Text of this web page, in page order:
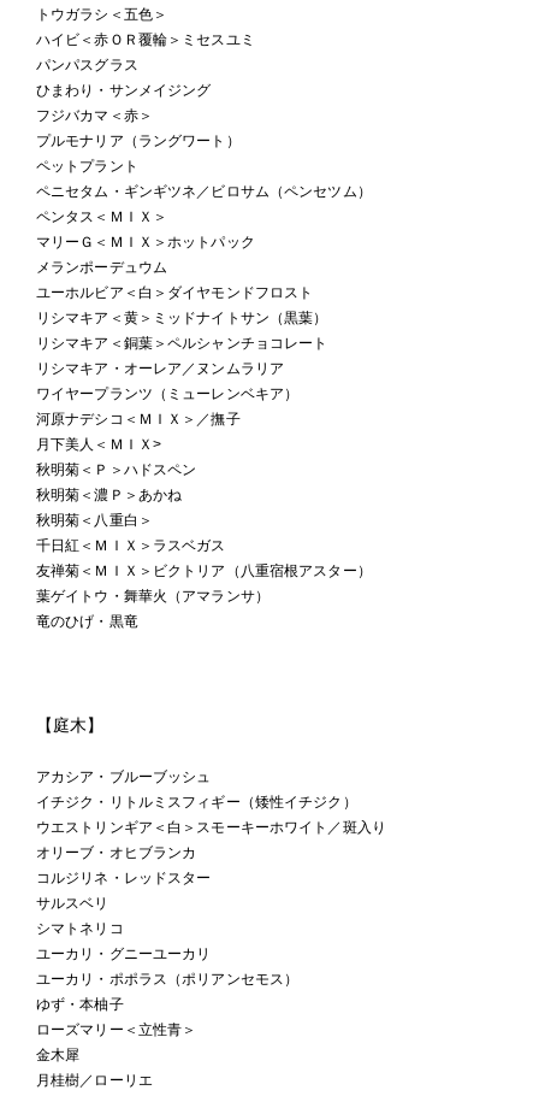
トウガラシ＜五色＞
ハイビ＜赤ＯＲ覆輪＞ミセスユミ
パンパスグラス
ひまわり・サンメイジング
フジバカマ＜赤＞
プルモナリア（ラングワート）
ペットプラント
ペニセタム・ギンギツネ／ビロサム（ペンセツム）
ペンタス＜ＭＩＸ＞
マリーＧ＜ＭＩＸ＞ホットパック
メランポーデュウム
ユーホルビア＜白＞ダイヤモンドフロスト
リシマキア＜黄＞ミッドナイトサン（黒葉）
リシマキア＜銅葉＞ペルシャンチョコレート
リシマキア・オーレア／ヌンムラリア
ワイヤープランツ（ミューレンベキア）
河原ナデシコ＜ＭＩＸ＞／撫子
月下美人＜ＭＩＸ>
秋明菊＜Ｐ＞ハドスペン
秋明菊＜濃Ｐ＞あかね
秋明菊＜八重白＞
千日紅＜ＭＩＸ＞ラスベガス
友禅菊＜ＭＩＸ＞ビクトリア（八重宿根アスター）
葉ゲイトウ・舞華火（アマランサ）
竜のひげ・黒竜
【庭木】
アカシア・ブルーブッシュ
イチジク・リトルミスフィギー（矮性イチジク）
ウエストリンギア＜白＞スモーキーホワイト／斑入り
オリーブ・オヒブランカ
コルジリネ・レッドスター
サルスベリ
シマトネリコ
ユーカリ・グニーユーカリ
ユーカリ・ポポラス（ポリアンセモス）
ゆず・本柚子
ローズマリー＜立性青＞
金木犀
月桂樹／ローリエ